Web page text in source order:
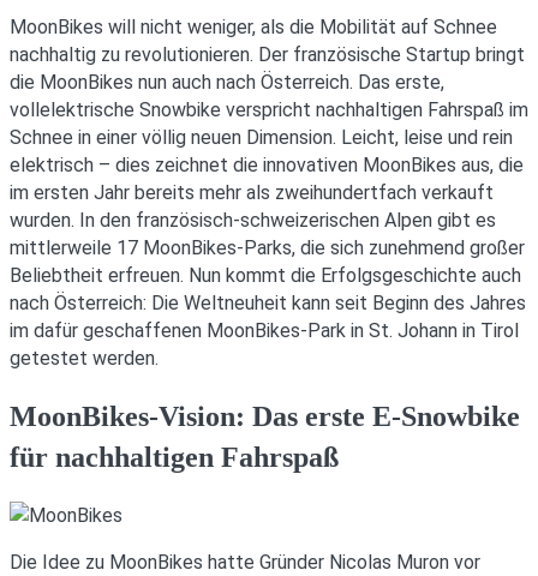
MoonBikes will nicht weniger, als die Mobilität auf Schnee
nachhaltig zu revolutionieren. Der französische Startup bringt
die MoonBikes nun auch nach Österreich. Das erste,
vollelektrische Snowbike verspricht nachhaltigen Fahrspaß im
Schnee in einer völlig neuen Dimension. Leicht, leise und rein
elektrisch – dies zeichnet die innovativen MoonBikes aus, die
im ersten Jahr bereits mehr als zweihundertfach verkauft
wurden. In den französisch-schweizerischen Alpen gibt es
mittlerweile 17 MoonBikes-Parks, die sich zunehmend großer
Beliebtheit erfreuen. Nun kommt die Erfolgsgeschichte auch
nach Österreich: Die Weltneuheit kann seit Beginn des Jahres
im dafür geschaffenen MoonBikes-Park in St. Johann in Tirol
getestet werden.
MoonBikes-Vision: Das erste E-Snowbike
für nachhaltigen Fahrspaß
Die Idee zu MoonBikes hatte Gründer Nicolas Muron vor